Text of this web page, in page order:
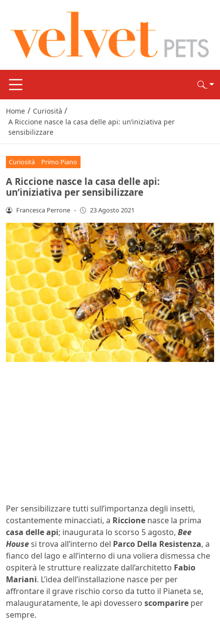
Home / Curiosità /
A Riccione nasce la casa delle api: un’iniziativa per
sensibilizzare
Curiosità Primo Piano
A Riccione nasce la casa delle api:
un’iniziativa per sensibilizzare
Francesca Perrone - 23 Agosto 2021
Per sensibilizzare tutti sull’importanza degli insetti,
costantemente minacciati, a Riccione nasce la prima
casa delle api; inaugurata lo scorso 5 agosto, Bee
Housesi trova all’interno del Parco Della Resistenza, a
fianco del lago e all’interno di una voliera dismessa che
ospiterà le strutture realizzate dall’architetto Fabio
Mariani. L’idea dell’installazione nasce per per
affrontare il grave rischio corso da tutto il Pianeta se,
malauguratamente, le api dovessero scomparire per
sempre.